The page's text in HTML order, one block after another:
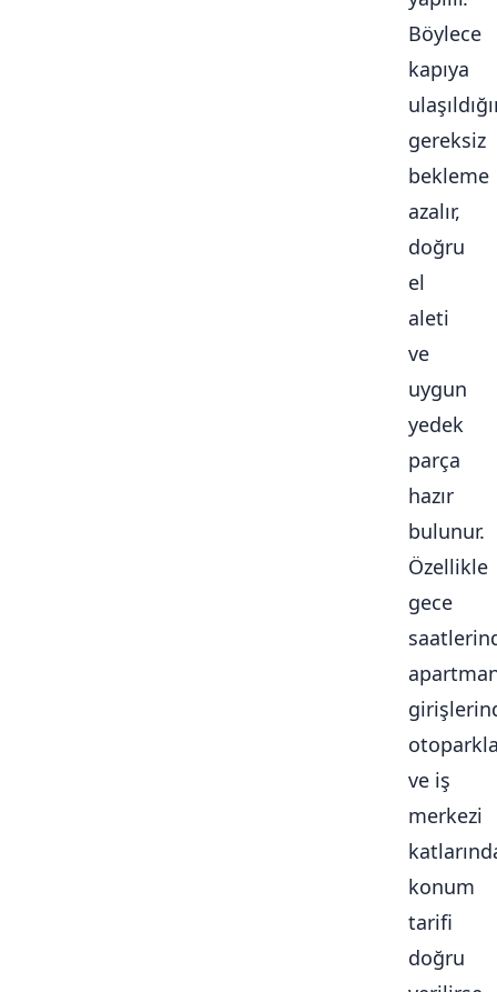
Böylece
kapıya
gereksiz
bekleme
azalır,
doğru
el
aleti
ve
uygun
yedek
parça
hazır
bulunur.
Özellikle
gece
ve iş
merkezi
konum
tarifi
doğru